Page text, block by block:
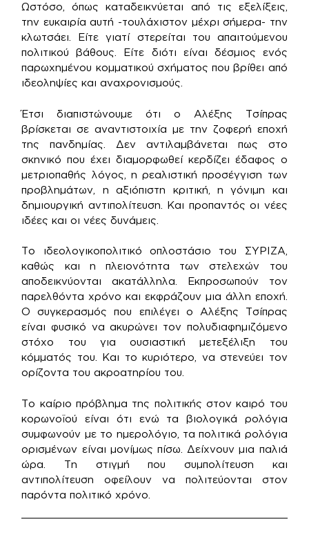
Ωστόσο, όπως καταδεικνύεται από τις εξελίξεις,
την ευκαιρία αυτή -τουλάχιστον μέχρι σήμερα- την
κλωτσάει. Είτε γιατί στερείται του απαιτούμενου
πολιτικού βάθους. Είτε διότι είναι δέσμιος ενός
παρωχημένου κομματικού σχήματος που βρίθει από
ιδεοληψίες και αναχρονισμούς.
Έτσι διαπιστώνουμε ότι ο Αλέξης Τσίπρας
βρίσκεται σε αναντιστοιχία με την ζοφερή εποχή
της πανδημίας. Δεν αντιλαμβάνεται πως στο
σκηνικό που έχει διαμορφωθεί κερδίζει έδαφος ο
μετριοπαθής λόγος, η ρεαλιστική προσέγγιση των
προβλημάτων, η αξιόπιστη κριτική, η γόνιμη και
δημιουργική αντιπολίτευση. Και προπαντός οι νέες
ιδέες και οι νέες δυνάμεις.
Το ιδεολογικοπολιτικό οπλοστάσιο του ΣΥΡΙΖΑ,
καθώς και η πλειονότητα των στελεχών του
αποδεικνύονται ακατάλληλα. Εκπροσωπούν τον
παρελθόντα χρόνο και εκφράζουν μια άλλη εποχή.
Ο συγκερασμός που επιλέγει ο Αλέξης Τσίπρας
είναι φυσικό να ακυρώνει τον πολυδιαφημιζόμενο
στόχο του για ουσιαστική μετεξέλιξη του
κόμματός του. Και το κυριότερο, να στενεύει τον
ορίζοντα του ακροατηρίου του.
Το καίριο πρόβλημα της πολιτικής στον καιρό του
κορωνοϊού είναι ότι ενώ τα βιολογικά ρολόγια
συμφωνούν με το ημερολόγιο, τα πολιτικά ρολόγια
ορισμένων είναι μονίμως πίσω. Δείχνουν μια παλιά
ώρα. Τη στιγμή που συμπολίτευση και
αντιπολίτευση οφείλουν να πολιτεύονται στον
παρόντα πολιτικό χρόνο.